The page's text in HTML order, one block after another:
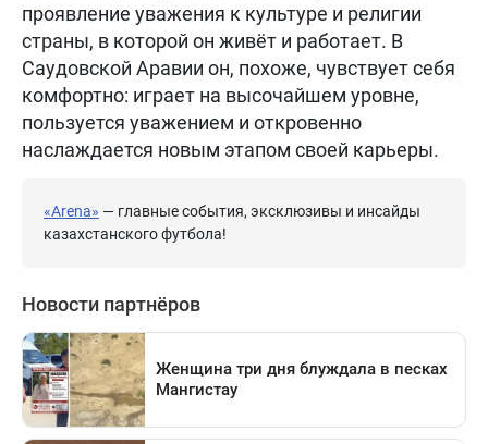
проявление уважения к культуре и религии
страны, в которой он живёт и работает. В
Саудовской Аравии он, похоже, чувствует себя
комфортно: играет на высочайшем уровне,
пользуется уважением и откровенно
наслаждается новым этапом своей карьеры.
«Arena» — главные события, эксклюзивы и инсайды
казахстанского футбола!